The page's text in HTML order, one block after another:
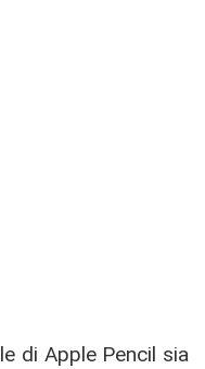
di Apple Pencil sia